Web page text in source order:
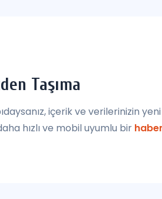
Taşıma
içerik ve verilerinizin yeni
hızlı ve mobil uyumlu bir